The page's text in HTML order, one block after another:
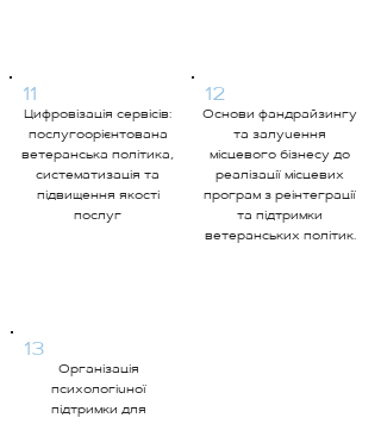
11
Цифровізація сервісів:
послугоорієнтована
ветеранська політика,
систематизація та
підвищення якості
послуг
12
Основи фандрайзингу
та залучення
місцевого бізнесу до
реалізації місцевих
програм з реінтеграції
та підтримки
ветеранських політик.
13
Організація
психологічної
підтримки для